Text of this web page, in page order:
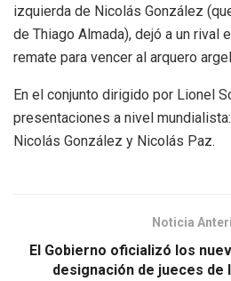
izquierda de Nicolás González
de Thiago Almada), dejó a un rival
remate para vencer al arquero
En el conjunto dirigido por Lionel
presentaciones a nivel
Nicolás González y Nicolás Paz.
Noticia
El Gobierno oficializó los
designación de jueces de